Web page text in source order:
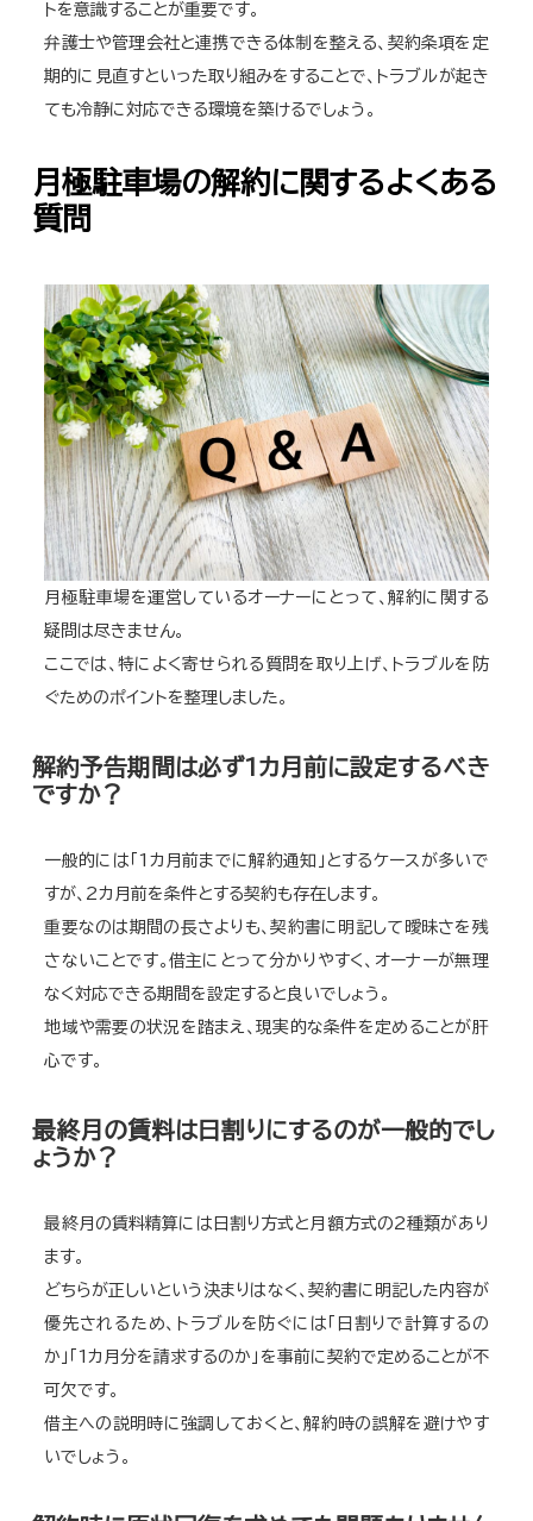
トを意識することが重要です。
弁護士や管理会社と連携できる体制を整える、契約条項を定
期的に見直すといった取り組みをすることで、トラブルが起き
ても冷静に対応できる環境を築けるでしょう。
月極駐車場の解約に関するよくある
質問
月極駐車場を運営しているオーナーにとって、解約に関する
疑問は尽きません。
ここでは、特によく寄せられる質問を取り上げ、トラブルを防
ぐためのポイントを整理しました。
解約予告期間は必ず1カ月前に設定するべき
ですか？
一般的には「1カ月前までに解約通知」とするケースが多いで
すが、2カ月前を条件とする契約も存在します。
重要なのは期間の長さよりも、契約書に明記して曖昧さを残
さないことです。借主にとって分かりやすく、オーナーが無理
なく対応できる期間を設定すると良いでしょう。
地域や需要の状況を踏まえ、現実的な条件を定めることが肝
心です。
最終月の賃料は日割りにするのが一般的でし
ょうか？
最終月の賃料精算には日割り方式と月額方式の2種類があり
ます。
どちらが正しいという決まりはなく、契約書に明記した内容が
優先されるため、トラブルを防ぐには「日割りで計算するの
か」「1カ月分を請求するのか」を事前に契約で定めることが不
可欠です。
借主への説明時に強調しておくと、解約時の誤解を避けやす
いでしょう。